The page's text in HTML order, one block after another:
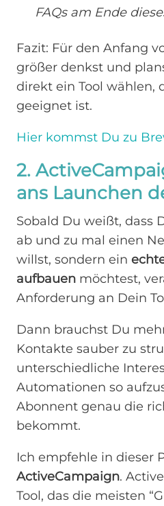
FAQs am Ende
Fazit: Für den Anfang
größer denkst und
direkt ein Tool wählen,
geeignet ist.
Hier kommst Du zu
2.
ans Launchen
Sobald Du weißt, dass
ab und zu mal einen
willst, sondern ein
aufbauen möchtest,
Anforderung an Dein
Dann brauchst Du
Kontakte sauber zu
unterschiedliche
Automationen so
Abonnent genau die
bekommt.
Ich empfehle in dieser
ActiveCampaign.
Tool, das die meisten